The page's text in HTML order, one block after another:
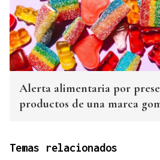
Alerta alimentaria por
productos de una marca
Temas relacionados